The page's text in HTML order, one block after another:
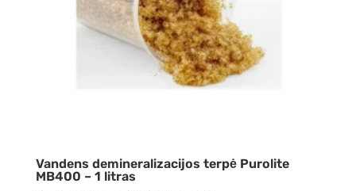
Vandens demineralizacijos terpė Purolite
MB400 – 1 litras